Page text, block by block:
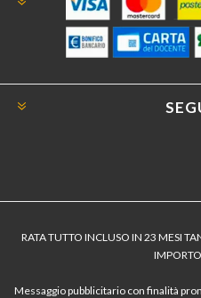
RATA TUTTO INCLUSO IN 23 MESI
Messaggio pubblicitario con finalità